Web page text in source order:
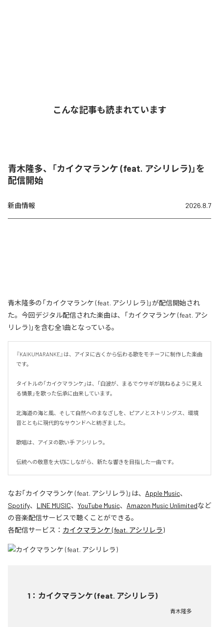
こんな記事も読まれています
青木隆多、「カイクマランケ (feat. アシリレラ)」を
配信開始
新曲情報 2026.8.7
青木隆多の「カイクマランケ (feat. アシリレラ)」が配信開始され
た。今回デジタル配信された楽曲は、「カイクマランケ (feat. アシ
リレラ)」を含む全1曲となっている。
『KAIKUMARANKE』は、アイヌに古くから伝わる歌をモチーフに制作した楽曲
です。
タイトルの「カイクマランケ」は、「白波が、まるでウサギが跳ねるように見え
る情景」を歌った伝承に由来しています。
北海道の海と風、そして自然へのまなざしを、ピアノとストリングス、環境
音とともに現代的なサウンドへと紡ぎました。
歌唱は、アイヌの歌い手 アシリレラ。
伝統への敬意を大切にしながら、新たな響きを目指した一曲です。
なお「カイクマランケ (feat. アシリレラ)」は、 Apple Music、
Spotify、 LINE MUSIC、 YouTube Music、 Amazon Music Unlimitedなど
の音楽配信サービスで聴くことができる。
各配信サービス： カイクマランケ (feat. アシリレラ)
1 ： カイクマランケ (feat. アシリレラ)
青木隆多